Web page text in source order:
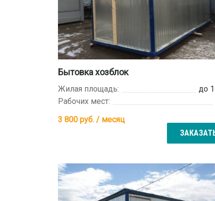
Бытовка хозблок
Жилая площадь:
до
Рабочих мест:
3 800 руб. / месяц